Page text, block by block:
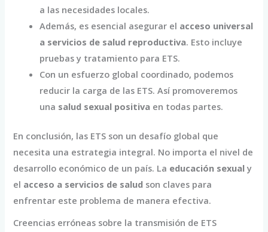
a las necesidades locales.
Además, es esencial asegurar el acceso universal
a servicios de salud reproductiva. Esto incluye
pruebas y tratamiento para ETS.
Con un esfuerzo global coordinado, podemos
reducir la carga de las ETS. Así promoveremos
una salud sexual positiva en todas partes.
En conclusión, las ETS son un desafío global que
necesita una estrategia integral. No importa el nivel de
desarrollo económico de un país. La educación sexual y
el acceso a servicios de salud son claves para
enfrentar este problema de manera efectiva.
Creencias erróneas sobre la transmisión de ETS